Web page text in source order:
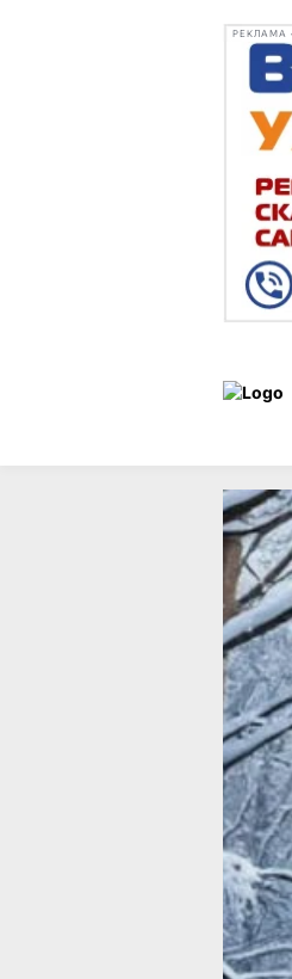
РЕКЛАМА
Статьи
Фото:
Дорогие
Вот и
надежд,
с
кто
штрихи,